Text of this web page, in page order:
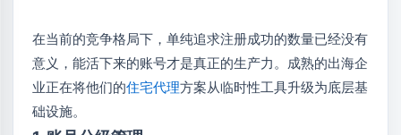
在当前的竞争格局下，单纯追求注册成功的数量已经没有
意义，能活下来的账号才是真正的生产力。成熟的出海企
业正在将他们的住宅代理方案从临时性工具升级为底层基
础设施。